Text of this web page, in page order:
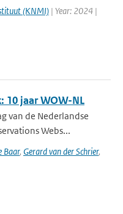
(KNMI) | Year: 2024 |
10 jaar WOW-NL
van de Nederlandse
Webs...
Baar, Gerard van der Schrier,